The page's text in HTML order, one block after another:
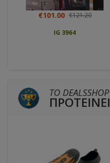
€101.00 €121.20
IG 3964
ΤΟ DEALSSHOP
ΠΡΟΤΕΙΝΕΙ